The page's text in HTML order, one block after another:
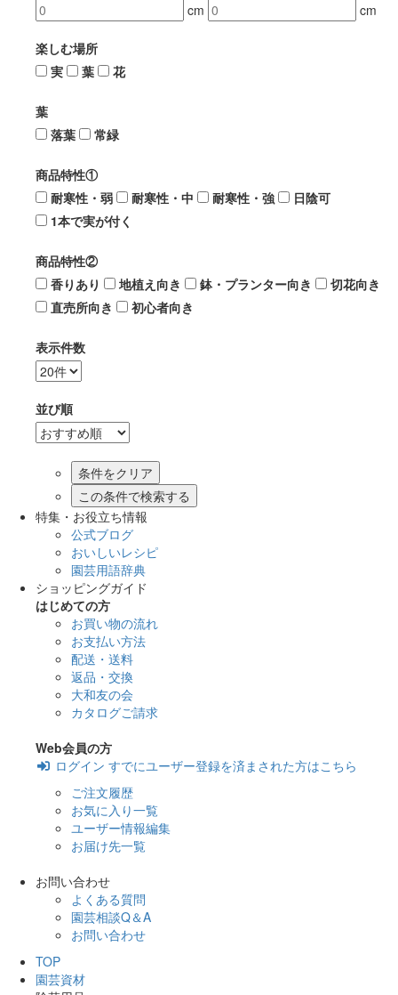
cm
cm
楽しむ場所
実
葉 花
葉
落葉
常緑
商品特性①
耐寒性・弱
耐寒性・中 耐寒性・強
日陰可
1本で実が付く
商品特性②
香りあり
地植え向き 鉢・プランター向き
切花向き
直売所向き
初心者向き
表示件数
並び順
この条件で検索する
特集・お役立ち情報
公式ブログ
おいしいレシピ
園芸用語辞典
ショッピングガイド
はじめての方
お買い物の流れ
お支払い方法
配送・送料
返品・交換
大和友の会
カタログご請求
Web会員の方
ログイン すでにユーザー登録を済まされた方はこちら
ご注文履歴
お気に入り一覧
ユーザー情報編集
お届け先一覧
お問い合わせ
よくある質問
園芸相談Q＆A
お問い合わせ
TOP
園芸資材